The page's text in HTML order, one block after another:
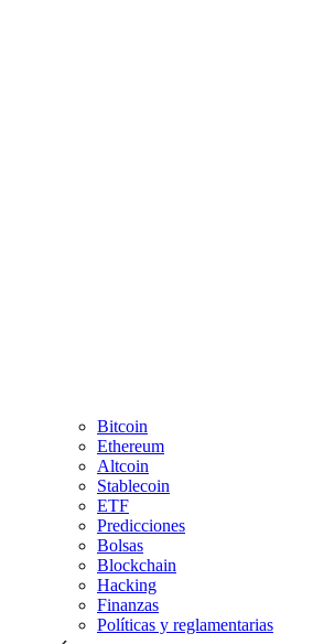
Bitcoin
Ethereum
Altcoin
Stablecoin
ETF
Predicciones
Bolsas
Blockchain
Hacking
Finanzas
Políticas y reglamentarias